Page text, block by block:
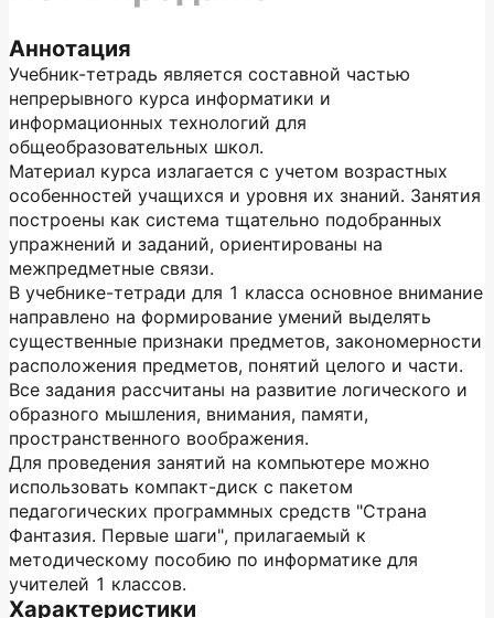
Аннотация
Учебник-тетрадь является составной частью
непрерывного курса информатики и
информационных технологий для
общеобразовательных школ.
Материал курса излагается с учетом возрастных
особенностей учащихся и уровня их знаний. Занятия
построены как система тщательно подобранных
упражнений и заданий, ориентированы на
межпредметные связи.
В учебнике-тетради для 1 класса основное внимание
направлено на формирование умений выделять
существенные признаки предметов, закономерности
расположения предметов, понятий целого и части.
Все задания рассчитаны на развитие логического и
образного мышления, внимания, памяти,
пространственного воображения.
Для проведения занятий на компьютере можно
использовать компакт-диск с пакетом
педагогических программных средств "Страна
Фантазия. Первые шаги", прилагаемый к
методическому пособию по информатике для
учителей 1 классов.
Характеристики